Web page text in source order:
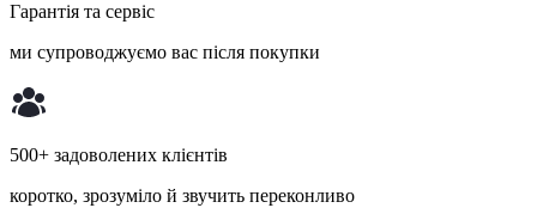
Гарантія та сервіс
ми супроводжуємо вас після покупки
500+ задоволених клієнтів
коротко, зрозуміло й звучить переконливо